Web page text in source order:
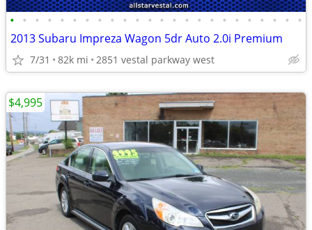
• • • • • • • • • • • • • • • • • • • • • • • •
2013 Subaru Impreza Wagon 5dr Auto 2.0i Premium
7/31 82k mi 2851 vestal parkway west
$4,995